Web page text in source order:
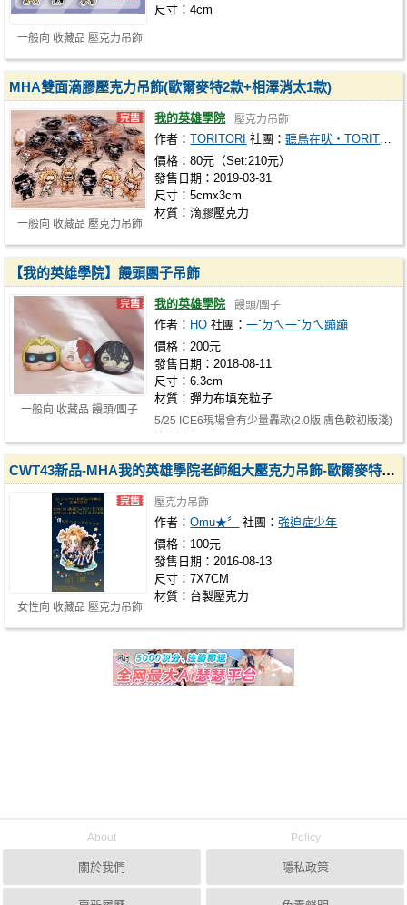
一般向 收藏品 壓克力吊飾
尺寸：4cm
一般向 收藏品 壓克力吊飾
MHA雙面滴膠壓克力吊飾(歐爾麥特2款+相澤消太1款)
我的英雄學院 壓克力吊飾
作者：TORITORI 社團：聽鳥在吠‧TORITORI個人
價格：80元（Set:210元）
發售日期：2019-03-31
尺寸：5cmx3cm
材質：滴膠壓克力
一般向 收藏品 饅頭/團子
【我的英雄學院】饅頭團子吊飾
我的英雄學院 饅頭/團子
作者： HQ 社團：一ˇㄉㄟ一ˇㄉㄟ蹦蹦
價格：200元
發售日期：2018-08-11
尺寸：6.3cm
材質：彈力布填充粒子
5/25 ICE6現場會有少量轟款(2.0版 膚色較初版淺)
女性向 收藏品 壓克力吊飾
CWT43新品-MHA我的英雄學院老師組大壓克力吊飾-歐爾麥特/相澤消太/禮物麥克風
壓克力吊飾
作者：Omu★〞 社團：強迫症少年
價格：100元
發售日期：2016-08-13
尺寸：7X7CM
材質：台製壓克力
About
關於我們
Policy
隱私政策